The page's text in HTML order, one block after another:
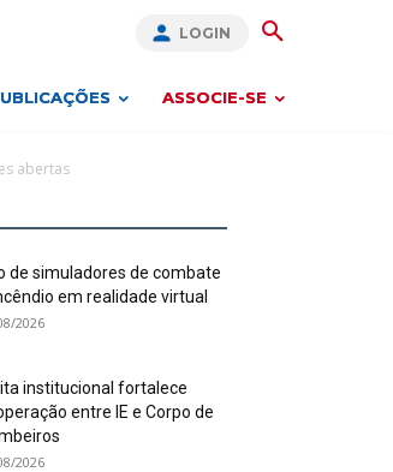
LOGIN
ASSOCIE-SE
abertas
de simuladores de combate
em realidade virtual
2026
institucional fortalece
entre IE e Corpo de
2026